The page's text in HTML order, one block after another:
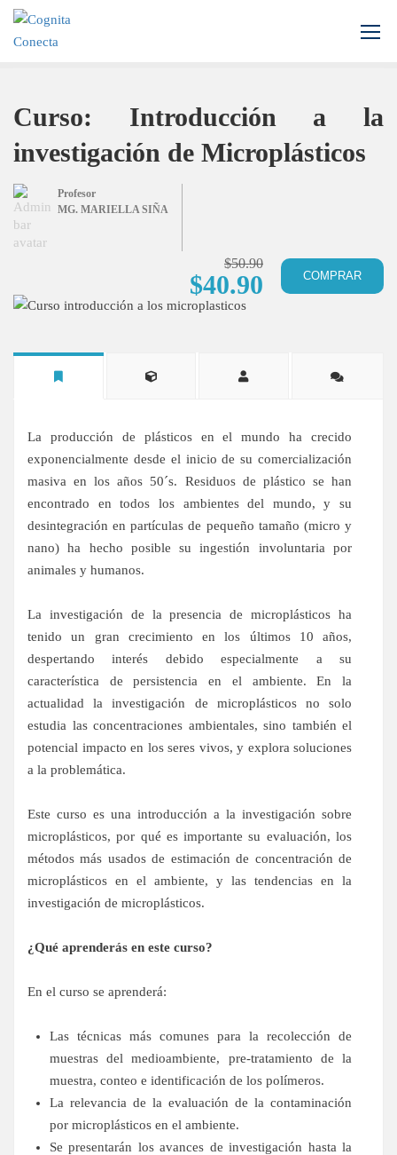
Inicio
Curso: Introducción a la investigación de Microplásticos
Curso: Introducción a la
investigación de Microplásticos
Profesor
MG. MARIELLA SIÑA
$50.90
$40.90 COMPRAR
La producción de plásticos en el mundo ha crecido
exponencialmente desde el inicio de su comercialización
masiva en los años 50´s. Residuos de plástico se han
encontrado en todos los ambientes del mundo, y su
desintegración en partículas de pequeño tamaño (micro y
nano) ha hecho posible su ingestión involuntaria por
animales y humanos.
La investigación de la presencia de microplásticos ha
tenido un gran crecimiento en los últimos 10 años,
despertando interés debido especialmente a su
característica de persistencia en el ambiente. En la
actualidad la investigación de microplásticos no solo
estudia las concentraciones ambientales, sino también el
potencial impacto en los seres vivos, y explora soluciones
a la problemática.
Este curso es una introducción a la investigación sobre
microplásticos, por qué es importante su evaluación, los
métodos más usados de estimación de concentración de
microplásticos en el ambiente, y las tendencias en la
investigación de microplásticos.
¿Qué aprenderás en este curso?
En el curso se aprenderá:
Las técnicas más comunes para la recolección de
muestras del medioambiente, pre-tratamiento de la
muestra, conteo e identificación de los polímeros.
La relevancia de la evaluación de la contaminación
por microplásticos en el ambiente.
Se presentarán los avances de investigación hasta la